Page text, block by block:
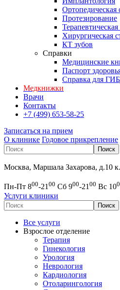
Ортопедическая
Протезирование
Хирургическая
КТ зубов
Справки
Медицинские
Паспорт
Справка для
Медкнижки
Врачи
Контакты
+7 (499) 653-58-25
Записаться на прием
О клинике Годовое прикрепление
Москва, Маршала Захарова, д.10
Пн-Пт 800-2100 Сб 900-2100 Вс 10
Услуги клиники
Все услуги
Взрослое отделение
Терапия
Гинекология
Урология
Неврология
Кардиология
Отоларингология